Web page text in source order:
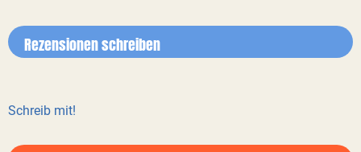
Rezensionen schreiben
Schreib mit!